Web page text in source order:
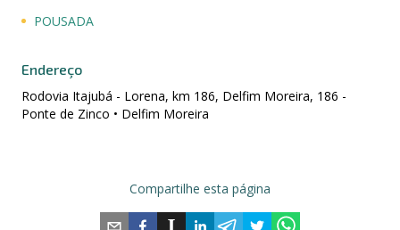
POUSADA
Endereço
Rodovia Itajubá - Lorena, km 186, Delfim Moreira, 186 -
Ponte de Zinco • Delfim Moreira
Compartilhe esta página